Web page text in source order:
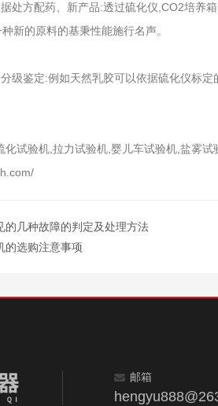
方配药、新产品:透过硫化仪,CO2培养箱
新的原料的基秉性能施行名声。
鉴定:例如天然乳胶可以依据硫化仪标定
试验机,拉力试验机,婴儿车试验机,盐雾试
的几种故障的判定及处理方法
的选购注意事项
邮箱